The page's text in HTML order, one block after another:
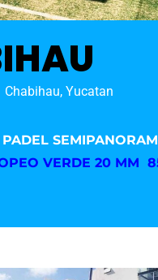
Chabihau, Yucatan
PADEL
VERDE 20 MM